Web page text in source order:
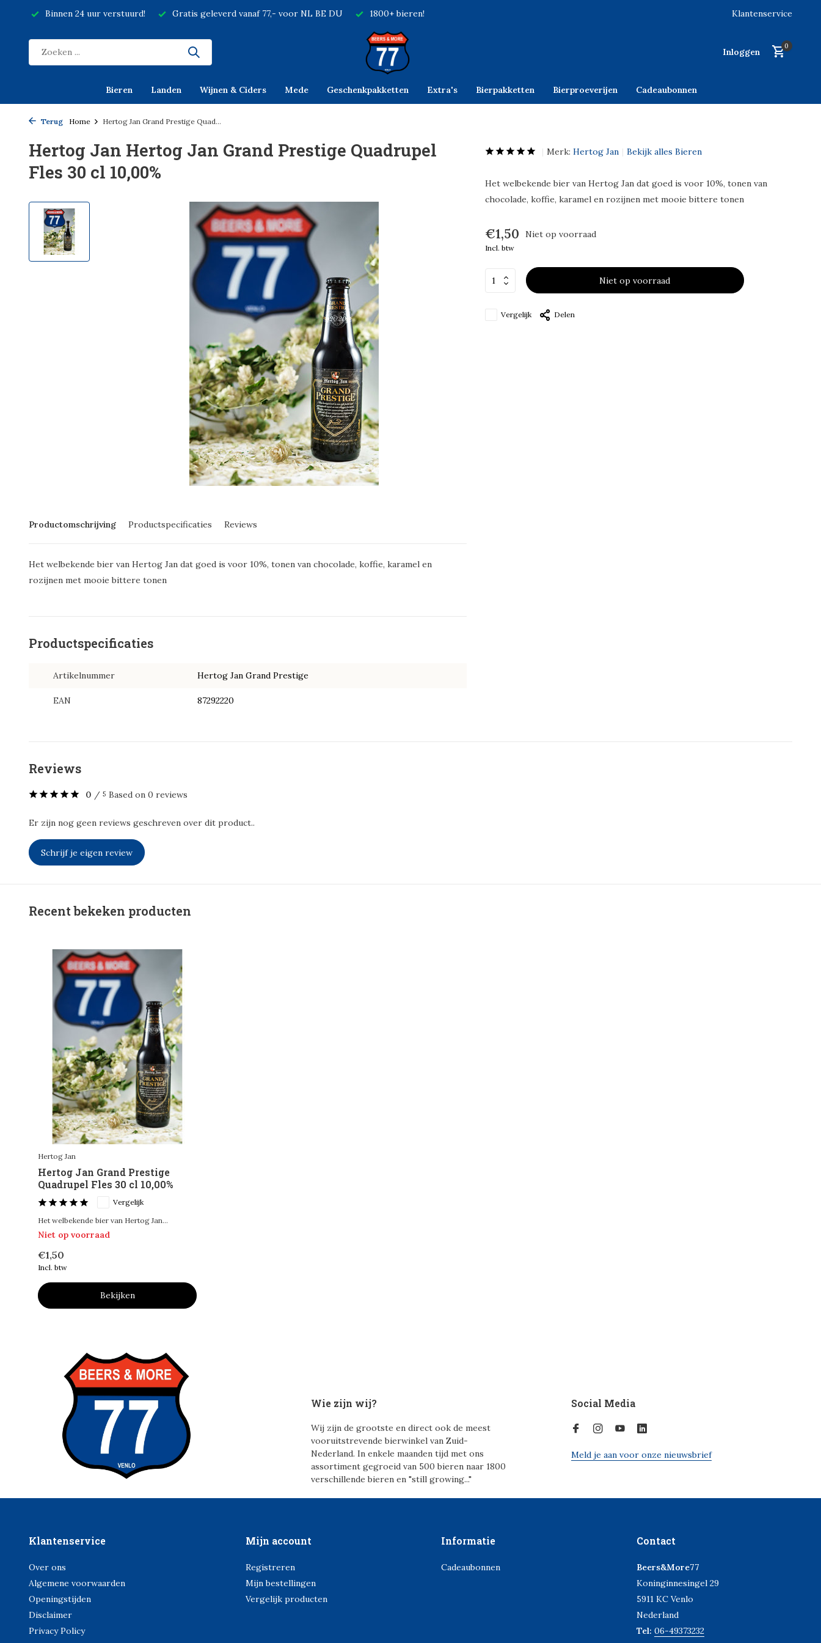
Binnen 24 uur verstuurd! Gratis geleverd vanaf 77,- voor NL BE DU 1800+ bieren! Klantenservice
Inloggen
0
Bieren Landen Wijnen & Ciders Mede Geschenkpakketten Extra's Bierpakketten Bierproeverijen Cadeaubonnen
Terug Home Hertog Jan Grand Prestige Quad...
Hertog Jan Hertog Jan Grand Prestige Quadrupel
Fles 30 cl 10,00%
Productomschrijving Productspecificaties Reviews
Het welbekende bier van Hertog Jan dat goed is voor 10%, tonen van chocolade, koffie, karamel en
rozijnen met mooie bittere tonen
Productspecificaties
Artikelnummer Hertog Jan Grand Prestige
EAN 87292220
Merk: Hertog Jan Bekijk alles Bieren
Het welbekende bier van Hertog Jan dat goed is voor 10%, tonen van
chocolade, koffie, karamel en rozijnen met mooie bittere tonen
€1,50 Niet op voorraad
Incl. btw
Niet op voorraad
Vergelijk Delen
Reviews
0 / 5 Based on 0 reviews
Er zijn nog geen reviews geschreven over dit product..
Schrijf je eigen review
Recent bekeken producten
Hertog Jan
Hertog Jan Grand Prestige
Quadrupel Fles 30 cl 10,00%
Vergelijk
Het welbekende bier van Hertog Jan...
Niet op voorraad
€1,50
Incl. btw
Bekijken
Wie zijn wij?
Wij zijn de grootste en direct ook de meest
vooruitstrevende bierwinkel van Zuid-
Nederland. In enkele maanden tijd met ons
assortiment gegroeid van 500 bieren naar 1800
verschillende bieren en "still growing..."
Social Media
Meld je aan voor onze nieuwsbrief
Klantenservice
Over ons
Algemene voorwaarden
Openingstijden
Disclaimer
Privacy Policy
Mijn account
Registreren
Mijn bestellingen
Vergelijk producten
Informatie
Cadeaubonnen
Contact
Beers&More77
Koninginnesingel 29
5911 KC Venlo
Nederland
Tel: 06-49373232